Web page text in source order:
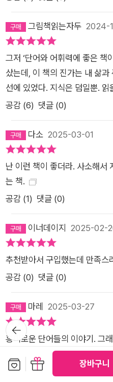
장바구니
이해하는 일이 얼마나 중요한지 알게 한다. 또한
이 없고 멀리 떨어져 있는데다
성이 인간의 언어에 반영되어
단어를 만드는 인간의 상상력
지역의 명칭은 아무런 이유 없
한 지명이 만들어졌고 어떻게
된다. ‘사고력과 생각하는 힘을 키우게 되었다’고 황선엽 교수의
국어 수업을 들었던 학생들이
다. 단어가 가진 힘을 다양한
어의 기본 단위인 아주 작은 단
세계를 알게 된다. 사람에게는 누구나 단어를 궁금해하는 마음이
있다. 신조어가 계속해서 생겨
며, 한때 자주 쓰이던 단어가
고, 세대마다 자주 쓰는 단어가
서 비슷한 의미의 단어를 만드
를 반영하고 있기도 하다. 단어를 둘러싸고 문학, 종교, 역사, 철
록 이끄는 《단어가 품은 세계》
여정이다. 당신이 매일 만나는
세계가 있다. 그 놀라운 세계 속
그림책읽는자두 2024-
그저 ‘단어와 어휘력에 좋은 책
샀는데, 이 책의 진가는 내 삶과
선에 있었다. 지식은 덤일뿐. 읽
공감 (6) 댓글 (0)
다소 2025-03-01
난 이런 책이 좋더라. 사소해서
는 책.
공감 (1) 댓글 (0)
이너데이지 2025-02-
추천받아서 구입했는데 만족스
공감 (0) 댓글 (0)
마레 2025-03-27
흥미로운 단어들의 이야기. 그
공감 (
)댓글 (0)
뒤로가
기